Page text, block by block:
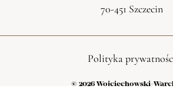
70-451 Szczecin
Polityka
© 2026 Wojciechowski-